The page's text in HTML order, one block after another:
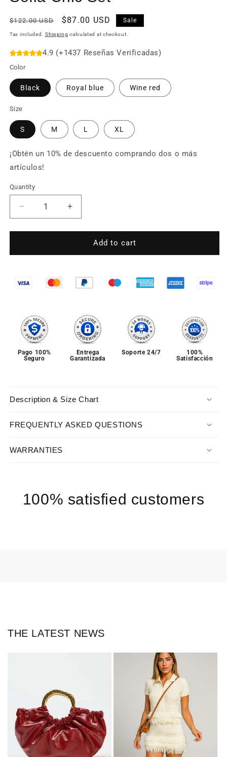
Regular
price
$122.00 USD
Sale
price
$87.00 USD Sale
Tax included. Shipping calculated at checkout.
4.9 (+1437 Reseñas Verificadas)
Color
Black Royal blue Wine red
Size
S M L XL
¡Obtén un 10% de descuento comprando dos o más
artículos!
Quantity
Decrease
quantity
for
Chic
Increase
quantity
for
Chic
Add to cart
Pago 100%
Seguro
Entrega
Garantizada
Soporte 24/7
100%
Satisfacción
Description & Size Chart
FREQUENTLY ASKED QUESTIONS
WARRANTIES
100% satisfied customers
THE LATEST NEWS